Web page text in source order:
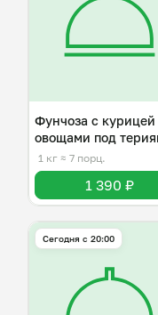
Фунчоза с курицей
овощами под
1 кг ≈ 7 порц.
1 390 ₽
Сегодня с 20:00